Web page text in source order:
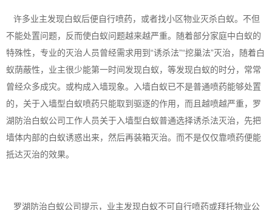
许多业主发现白蚁后便自行喷药，或者找小区物业灭杀白蚁。不但
不能处置问题，反而使白蚁问题越来越严重。随着部分家庭中白蚁的
特殊性，专业的灭治人员曾经需求用到“诱杀法”“挖巢法”灭治，随着白
蚁荫蔽性，业主很少能第一时间发现白蚁，等发现白蚁的时分，常常
曾经众多成灾。或构成入墙现象。入墙白蚁已不是普通喷药能够处置
的，关于入墙型白蚁喷药只能取到驱逐的作用，而且越喷越严重，罗
湖防治白蚁公司工作人员关于入墙型白蚁普通选择诱杀法灭治，先把
墙体内部的白蚁诱惑出来，然后再装箱灭治。而不是仅仅靠喷药便能
抵达灭治的效果。
罗湖防治白蚁公司提示，业主发现白蚁不可自行喷药或拜托物业公